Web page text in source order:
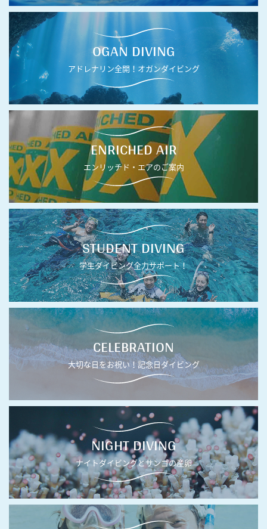
OGAN DIVING
アドレナリン全開！オガンダイビング
ENRICHED AIR
エンリッチド・エアのご案内
STUDENT DIVING
学生ダイビング全力サポート！
CELEBRATION
大切な日をお祝い！記念日ダイビング
NIGHT DIVING
ナイトダイビングとサンゴの産卵